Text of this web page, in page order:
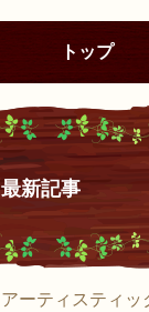
トップ
最新記事
アーティスティッ